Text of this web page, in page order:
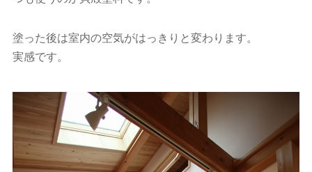
塗った後は室内の空気がはっきりと変わります。
実感です。